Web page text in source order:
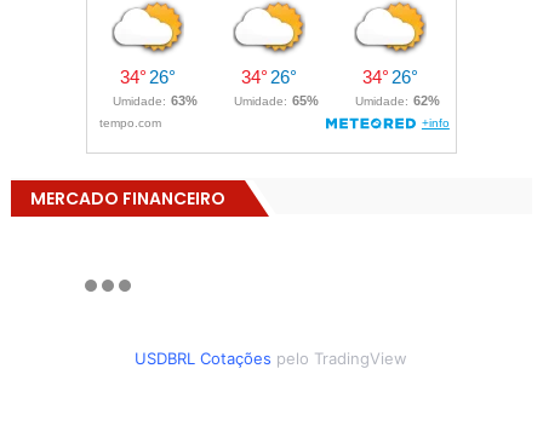
MERCADO FINANCEIRO
USDBRL Cotações pelo TradingView